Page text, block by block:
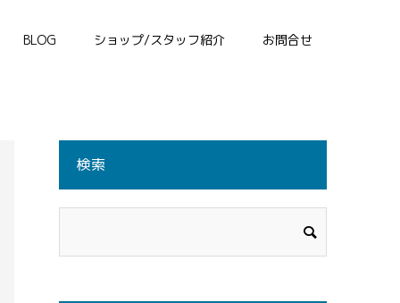
BLOG ショップ/スタッフ紹介 お問合せ
検索